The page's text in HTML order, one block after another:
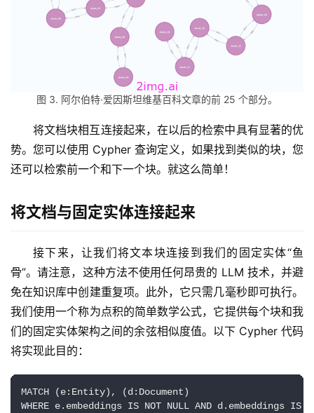
图 3. 阿尔伯特·爱因斯坦维基百科文章的前 25 个部分。
将文档块相互连接起来，在以后的检索中具有显著的优
势。您可以使用 Cypher 查询定义，如果找到类似的块，您
还可以检索前一个和下一个块。就这么简单！
将文档与固定实体连接起来
接下来，让我们将文本块连接到我们的固定实体“鱼
骨”。请注意，这种方法不使用任何昂贵的 LLM 技术，并避
免在知识库中创建重复项。此外，它只需几毫秒即可执行。
我们使用一个称为点积的简单数学公式，它提供每个块和我
们的固定实体架构之间的余弦相似度值。以下 Cypher 代码
将实现此目的：
MATCH (e:Entity), (d:Document)
WHERE e.embeddings IS NOT NULL AND d.embeddings IS